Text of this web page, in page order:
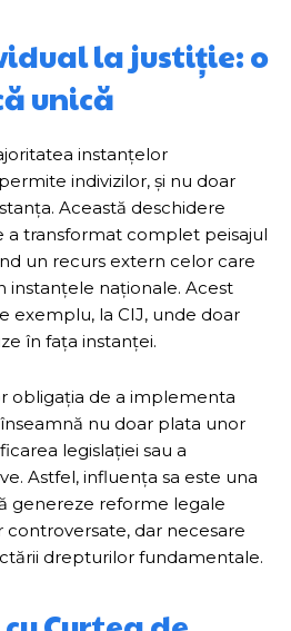
la justiție: o
unică
instanțelor
indivizilor, și nu doar
Această deschidere
a transformat complet peisajul
un recurs extern celor care
instanțele naționale. Acest
exemplu, la CIJ, unde doar
în fața instanței.
obligația de a implementa
nu doar plata unor
legislației sau a
Astfel, influența sa este una
genereze reforme legale
dar necesare
drepturilor fundamentale.